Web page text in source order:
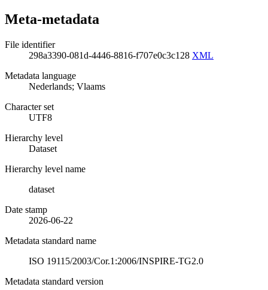
Meta-metadata
File identifier
298a3390-081d-4446-8816-f707e0c3c128 XML
Metadata language
Nederlands; Vlaams
Character set
UTF8
Hierarchy level
Dataset
Hierarchy level name
dataset
Date stamp
2026-06-22
Metadata standard name
ISO 19115/2003/Cor.1:2006/INSPIRE-TG2.0
Metadata standard version